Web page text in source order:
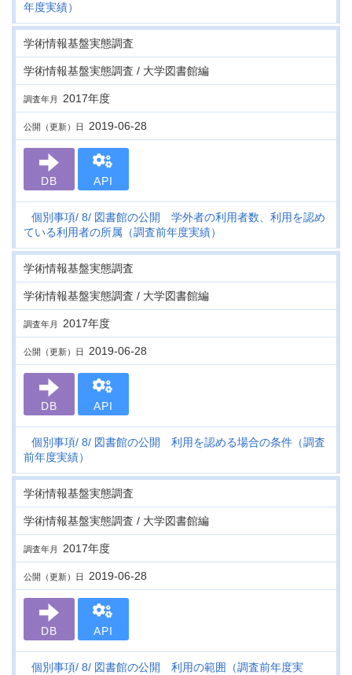
年度実績）
学術情報基盤実態調査
学術情報基盤実態調査 / 大学図書館編
調査年月 2017年度
公開（更新）日 2019-06-28
DB API
個別事項 8
図書館の公開 学外者の利用者数、利用を認め
ている利用者の所属（調査前年度実績）
学術情報基盤実態調査
学術情報基盤実態調査 / 大学図書館編
調査年月 2017年度
公開（更新）日 2019-06-28
DB API
個別事項 8
図書館の公開 利用を認める場合の条件（調査
前年度実績）
学術情報基盤実態調査
学術情報基盤実態調査 / 大学図書館編
調査年月 2017年度
公開（更新）日 2019-06-28
DB API
個別事項 8
図書館の公開 利用の範囲（調査前年度実